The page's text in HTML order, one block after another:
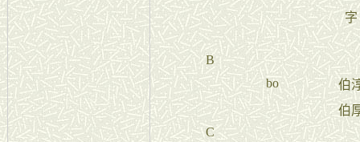
字
B
bo
伯
伯
C